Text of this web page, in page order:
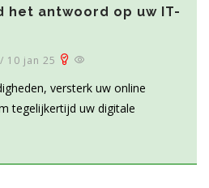
het antwoord op uw IT-
/ 10 jan 25
versterk uw online
tegelijkertijd uw digitale